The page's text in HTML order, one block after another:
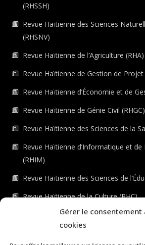
Gérer le consentement
cookies
(RHSSH)
Revue Haïtienne des Sciences
(RHSNV)
Revue Haïtienne de l’Agriculture (RHA)
Revue Haïtienne de Gestion de Projet
Revue Haïtienne d’Économie et de
Revue Haïtienne de Génie Civil (RHGC)
Revue Haïtienne des Sciences de la
Revue Haïtienne d’Informatique et
(RHIM)
Revue Haïtienne des Sciences de
Revue Haïtienne de la Culture (RHC)
Revue Haïtienne de l’Environnement